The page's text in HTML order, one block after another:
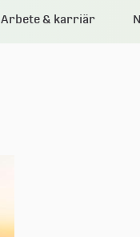
Arbete & karriär